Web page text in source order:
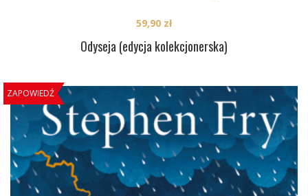
Odyseja (edycja kolekcjonerska)
59,90 zł
ZAPOWIEDŹ